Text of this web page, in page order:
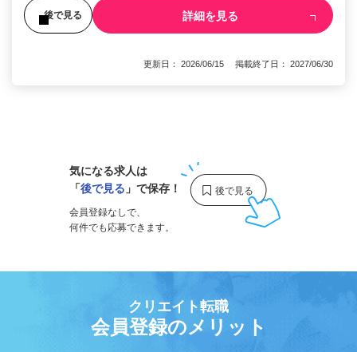
後で見る 詳細を見る
更新日： 2026/06/15 掲載終了日： 2027/06/30
気になる求人は
「後で見る 」で保存！
会員登録なしで、
何件でも応募できます。
クリエイト転職
会員登録のメリット